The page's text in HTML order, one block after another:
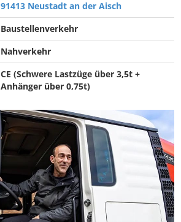
91413 Neustadt an der Aisch
Baustellenverkehr
Nahverkehr
CE (Schwere Lastzüge über 3,5t +
Anhänger über 0,75t)